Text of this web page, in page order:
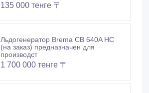
135 000 тенге 〒
Льдогенератор Brema CB 640A HC
(на заказ) предназначен для
производст
1 700 000 тенге 〒